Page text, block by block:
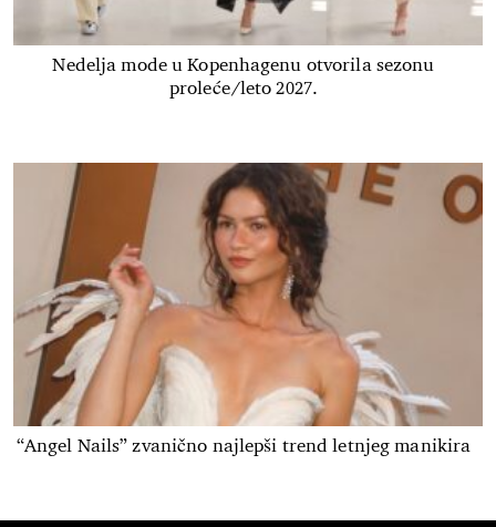
Nedelja mode u Kopenhagenu otvorila sezonu
proleće/leto 2027.
“Angel Nails” zvanično najlepši trend letnjeg manikira